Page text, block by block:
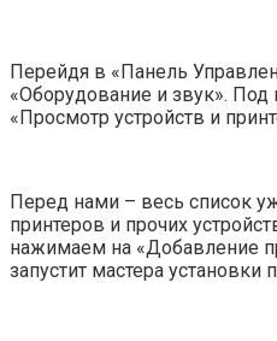
Перейдя в «Панель
«Оборудование и звук». Под
«Просмотр устройств и
Перед нами – весь список
принтеров и прочих
нажимаем на «Добавление
запустит мастера установки